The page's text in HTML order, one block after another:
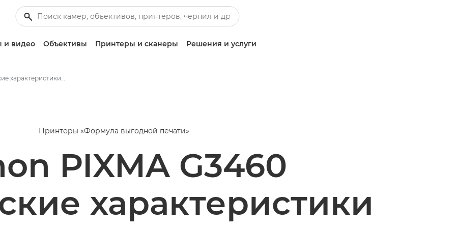
и видео Объективы Принтеры и сканеры Решения и услуги
Технические характеристики - PIXMA G3460
Принтеры «Формула выгодной печати»
PIXMA G3460
характеристики